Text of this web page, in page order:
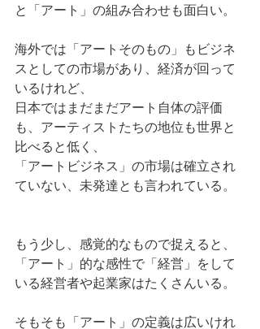
と「アート」の組み合わせも面白い。
海外では「アートそのもの」もビジネ
スとしての市場があり、経済が回って
いるけれど、
日本ではまだまだアート自体の評価
も、アーティストたちの地位も世界と
比べると低く、
「アートビジネス」の市場は確立され
ていない、未発達とも言われている。
もう少し、感覚的なもので捉えると、
「アート」的な感性で「経営」をして
いる経営者や起業家はたくさんいる。
そもそも「アート」の定義は広いけれ